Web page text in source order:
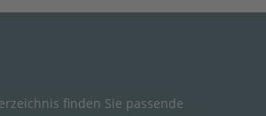
finden Sie passende